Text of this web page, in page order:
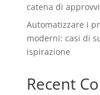
catena di
Automatizzare i
moderni: casi di
ispirazione
Recent